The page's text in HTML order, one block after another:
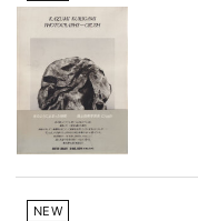
NEW